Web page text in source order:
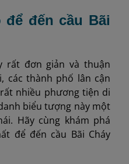
để đến cầu Bãi
rất đơn giản và thuận
các thành phố lân cận
nhiều phương tiện di
biểu tượng này một
Hãy cùng khám phá
để đến cầu Bãi Cháy